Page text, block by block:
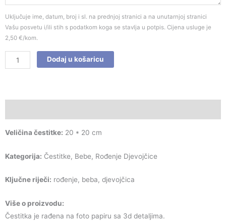
Uključuje ime, datum, broj i sl. na prednjoj stranici a na unutarnjoj stranici
Vašu posvetu i/ili stih s podatkom koga se stavlja u potpis. Cijena usluge je
2,50 €/kom.
Dodaj u košaricu
Veličina čestitke: 20 * 20 cm
Kategorija: Čestitke, Bebe, Rođenje Djevojčice
Ključne riječi: rođenje, beba, djevojčica
Više o proizvodu:
Čestitka je rađena na foto papiru sa 3d detaljima.